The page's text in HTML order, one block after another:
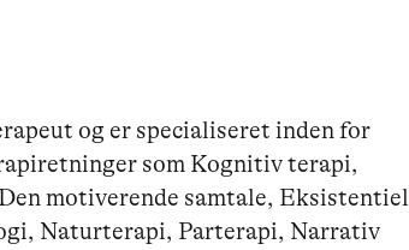
og er specialiseret inden for
som Kognitiv terapi,
motiverende samtale, Eksistentiel
Naturterapi, Parterapi, Narrativ